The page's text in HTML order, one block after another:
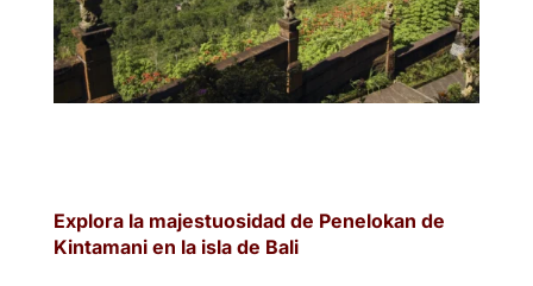
Explora la majestuosidad de Penelokan de
Kintamani en la isla de Bali